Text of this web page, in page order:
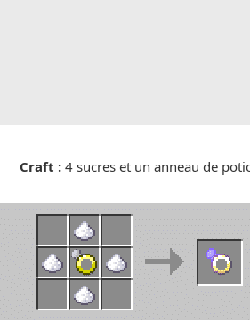
Craft :4 sucres et un anneau de